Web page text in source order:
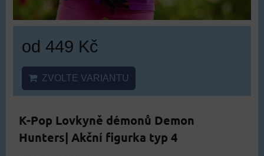
od 449 Kč
ZVOLTE VARIANTU
K-Pop Lovkyně démonů Demon
Hunters| Akční figurka typ 4